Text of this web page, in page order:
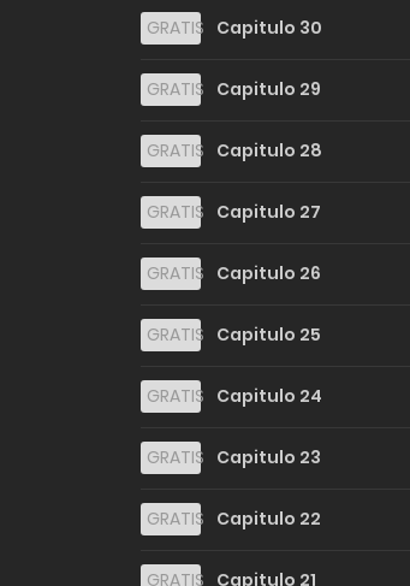
GRATIS Capitulo 30
GRATIS Capitulo 29
GRATIS Capitulo 28
GRATIS Capitulo 27
GRATIS Capitulo 26
GRATIS Capitulo 25
GRATIS Capitulo 24
GRATIS Capitulo 23
GRATIS Capitulo 22
GRATIS Capitulo 21